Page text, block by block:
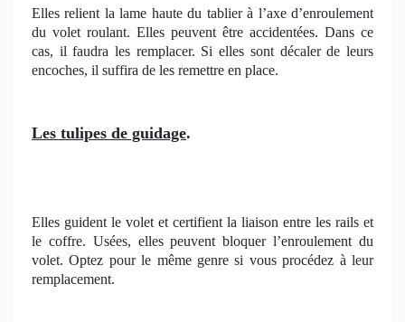
Elles relient la lame haute du tablier à l’axe d’enroulement
du volet roulant. Elles peuvent être accidentées. Dans ce
cas, il faudra les remplacer. Si elles sont décaler de leurs
encoches, il suffira de les remettre en place.
Les tulipes de guidage.
Elles guident le volet et certifient la liaison entre les rails et
le coffre. Usées, elles peuvent bloquer l’enroulement du
volet. Optez pour le même genre si vous procédez à leur
remplacement.